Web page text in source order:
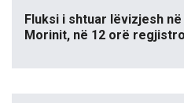
Fluksi i shtuar lëvizjesh
Morinit, në 12 orë